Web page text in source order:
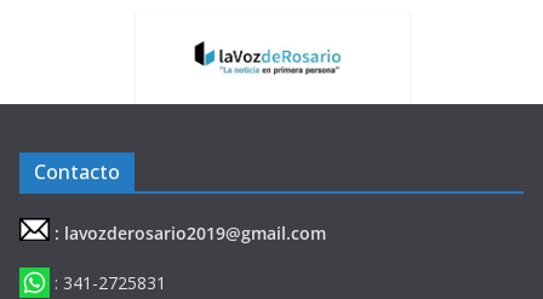
Contacto
: lavozderosario2019@gmail.com
: 341-2725831